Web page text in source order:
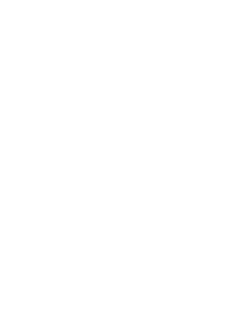
qui mêlent savoir-
du 1er et 6ème